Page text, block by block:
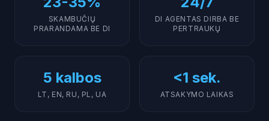
SKAMBUČIŲ
PRARANDAMA BE DI
DI AGENTAS DIRBA BE
PERTRAUKŲ
5 kalbos
LT, EN, RU, PL, UA
<1 sek.
ATSAKYMO LAIKAS